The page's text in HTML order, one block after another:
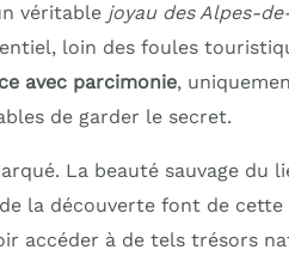
véritable joyau des Alpes-
loin des foules
avec parcimonie,
de garder le secret.
La beauté sauvage du
la découverte font de
accéder à de tels trésors